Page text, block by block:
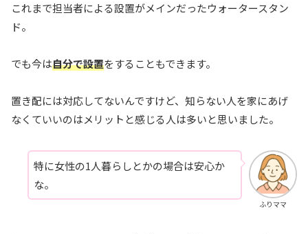
これまで担当者による設置がメインだったウォータースタン
ド。
でも今は自分で設置をすることもできます。
置き配には対応してないんですけど、知らない人を家にあげ
なくていいのはメリットと感じる人は多いと思いました。
ふりママ
特に女性の1人暮らしとかの場合は安心か
な。